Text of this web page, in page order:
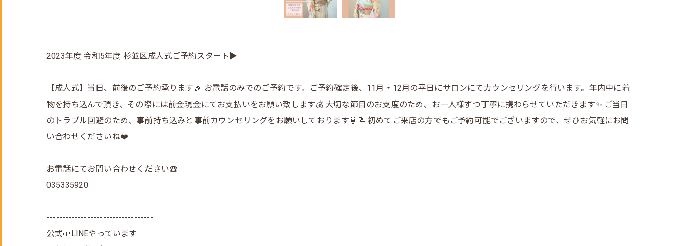
2023年度 令和5年度 杉並区成人式ご予約スタート▶
【成人式】当日、前後のご予約承ります🎉 お電話のみでのご予約です。ご予約確定後、11月・12月の平日にサロンにてカウンセリングを行います。年内中に着
物を持ち込んで頂き、その際には前金現金にてお支払いをお願い致します💰 大切な節目のお支度のため、お一人様ずつ丁寧に携わらせていただきます✨ ご当日
のトラブル回避のため、事前持ち込みと事前カウンセリングをお願いしております👗📝 初めてご来店の方でもご予約可能でございますので、ぜひお気軽にお問
い合わせくださいね❤️
お電話にてお問い合わせください☎
035335920
----------------------------------
公式🌱LINEやっています